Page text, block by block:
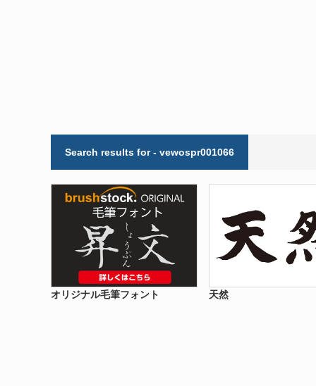
Search results for - vewospr001066
オリジナル毛筆フォント 天然